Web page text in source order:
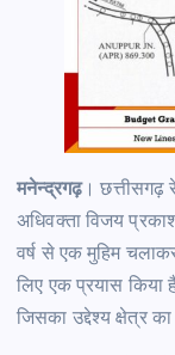
मनेन्द्रगढ़। छत्तीसगढ़
अधिवक्ता विजय
वर्ष से एक मुहिम
लिए एक प्रयास किया
जिसका उद्देश्य क्षेत्र